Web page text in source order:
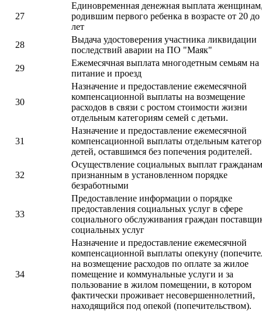
27
Единовременная денежная выплата
родившим первого ребенка в возрасте от 20 до
лет
28
Выдача удостоверения участника ликвидации
последствий аварии на ПО "Маяк"
29
Ежемесячная выплата многодетным семьям на
питание и проезд
30
Назначение и предоставление ежемесячной
компенсационной выплаты на возмещение
расходов в связи с ростом стоимости жизни
отдельным категориям семей с детьми.
31
Назначение и предоставление ежемесячной
компенсационной выплаты отдельным
детей, оставшимся без попечения родителей.
32
Осуществление социальных выплат
признанным в установленном порядке
безработными
33
Предоставление информации о порядке
предоставления социальных услуг в сфере
социального обслуживания граждан
социальных услуг
34
Назначение и предоставление ежемесячной
компенсационной выплаты опекуну
на возмещение расходов по оплате за жилое
помещение и коммунальные услуги и за
пользование в жилом помещении, в котором
фактически проживает несовершеннолетний,
находящийся под опекой (попечительством).